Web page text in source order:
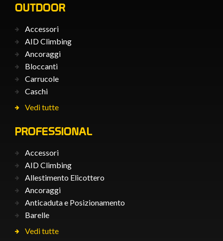
OUTDOOR
Accessori
AID Climbing
Ancoraggi
Bloccanti
Carrucole
Caschi
Vedi tutte
PROFESSIONAL
Accessori
AID Climbing
Allestimento Elicottero
Ancoraggi
Anticaduta e Posizionamento
Barelle
Vedi tutte